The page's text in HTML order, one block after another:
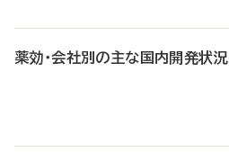
薬効・会社別の主な国内開発状況